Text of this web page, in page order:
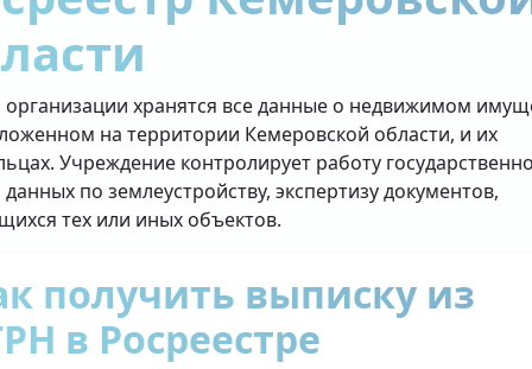
организации хранятся все данные о недвижимом
на территории Кемеровской области, и их
Учреждение контролирует работу
по землеустройству, экспертизу документов,
тех или иных объектов.
получить выписку из
в Росреестре